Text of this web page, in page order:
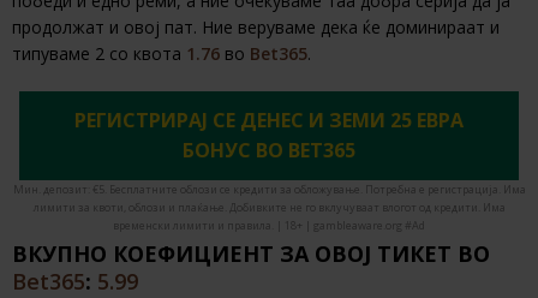
продолжат и овој пат. Ние веруваме дека ќе доминираат и
типуваме 2 со квота 1.76 во Bet365.
РЕГИСТРИРАЈ СЕ ДЕНЕС И ЗЕМИ 25 ЕВРА
БОНУС ВО BET365
Мин. депозит: €5. Бесплатните облози се кредити за обложување. Потребна е регистрација. Има
лимити за квоти, облози и плаќање. Добивките не го вклучуваат влогот од кредити. Има
временски лимити и правила. | 18+ | gambleaware.org #Ad
ВКУПНО КОЕФИЦИЕНТ ЗА ОВОЈ ТИКЕТ ВО
Bet365: 5.99